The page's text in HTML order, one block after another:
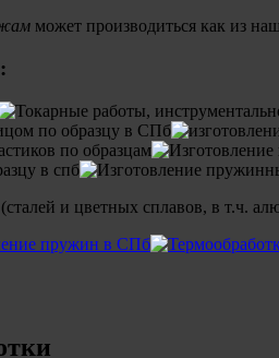
может производиться как из
и цветных сплавов, в т.ч.